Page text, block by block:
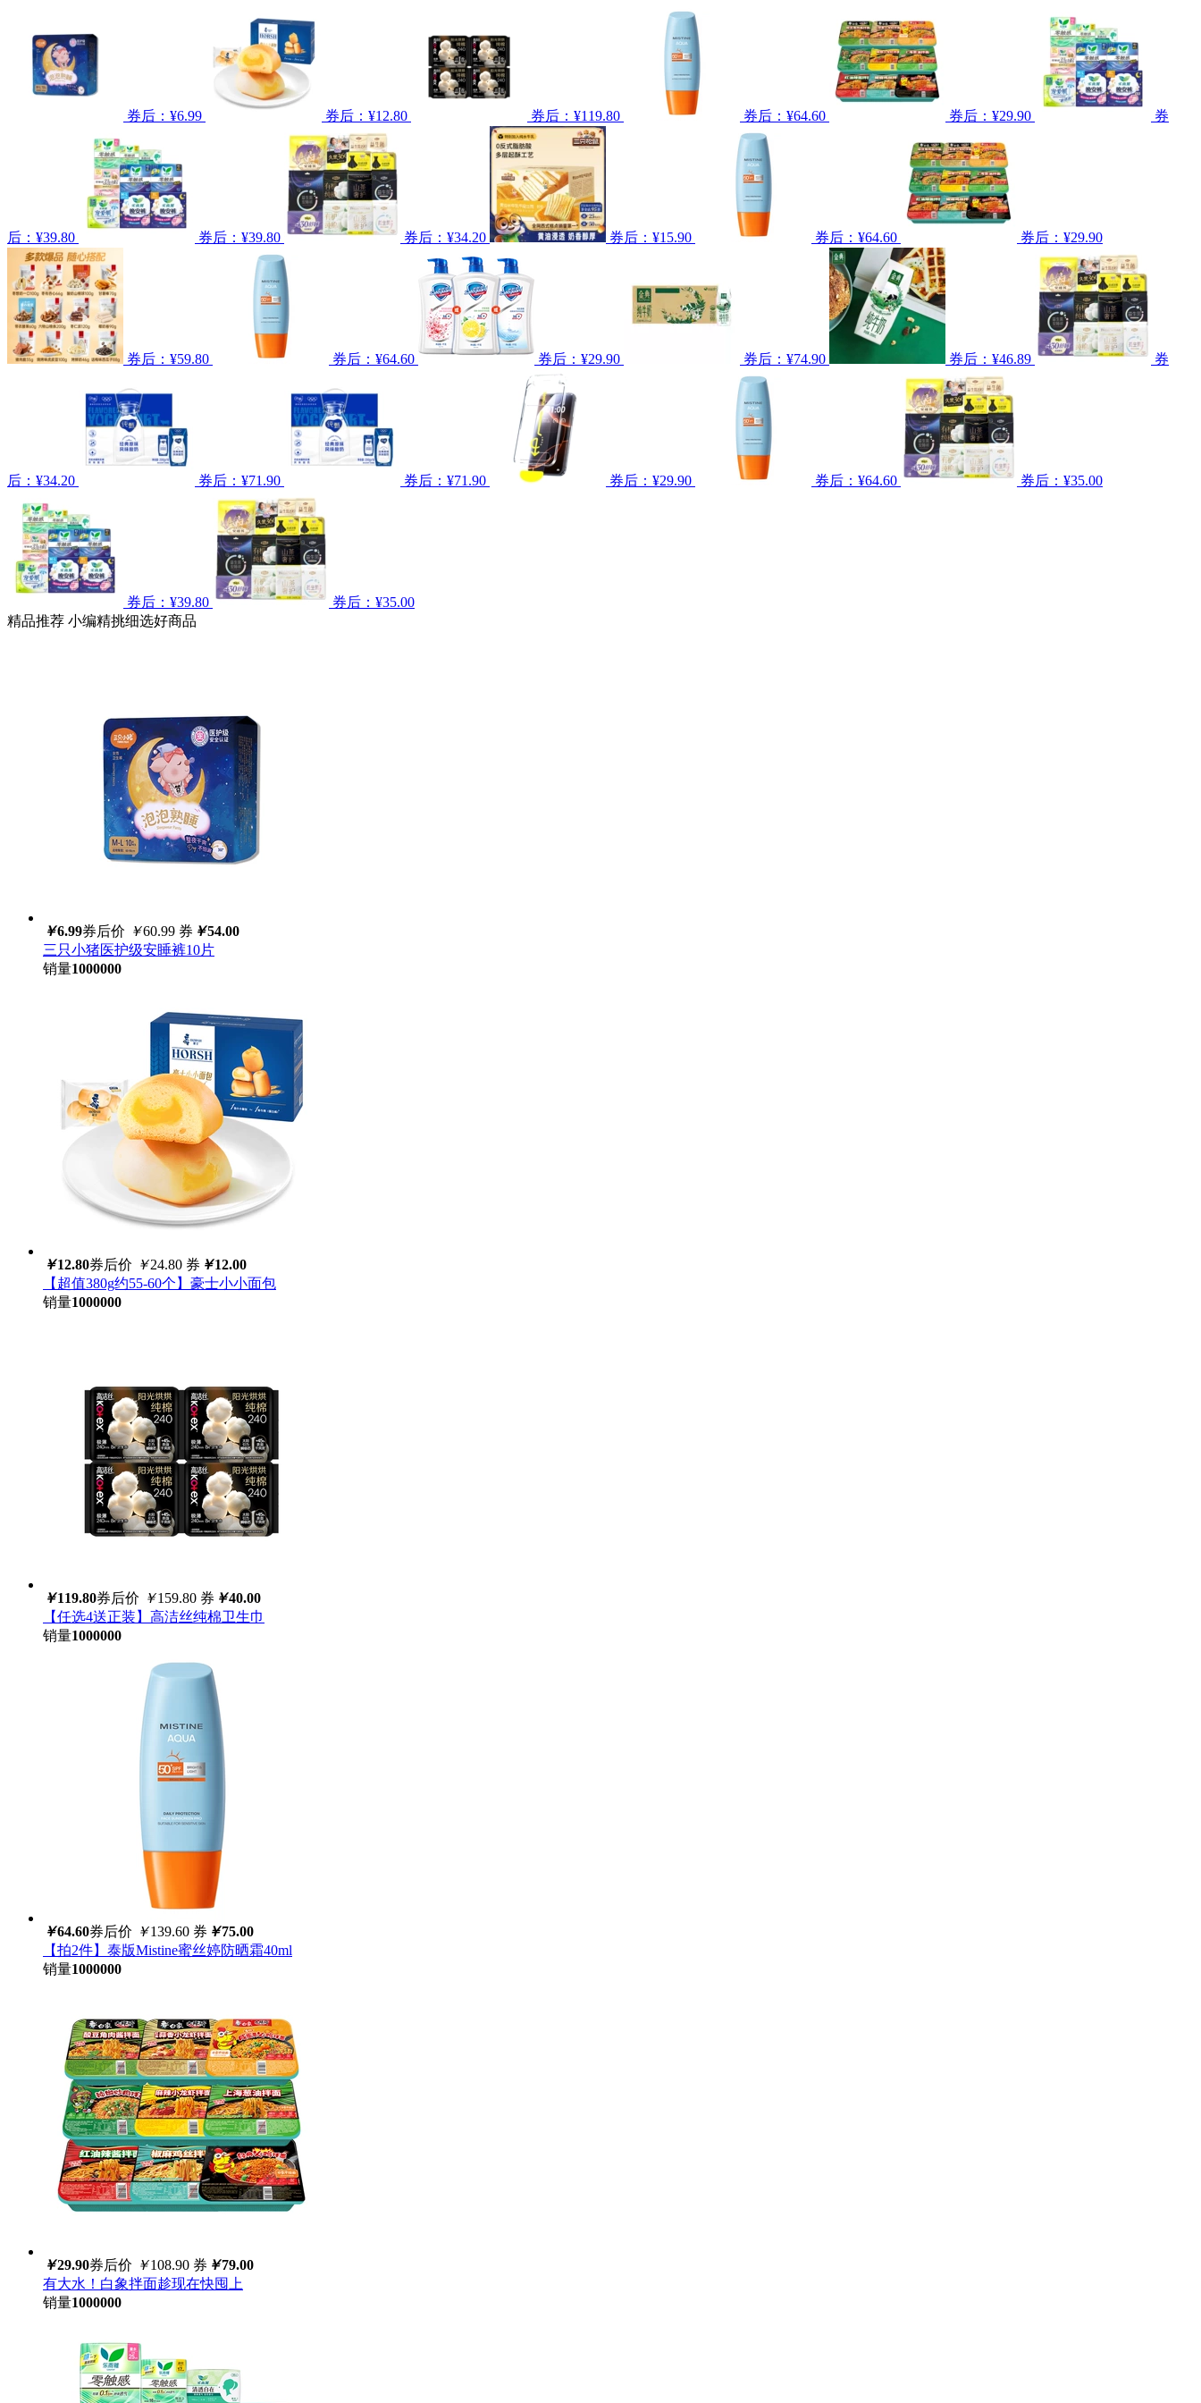
券后：¥6.99 券后：¥12.80 券后：¥119.80 券后：¥64.60 券后：¥29.90 券
后：¥39.80 券后：¥39.80 券后：¥34.20 券后：¥15.90 券后：¥64.60 券后：¥29.90
券后：¥59.80 券后：¥64.60 券后：¥29.90 券后：¥74.90 券后：¥46.89 券
后：¥34.20 券后：¥71.90 券后：¥71.90 券后：¥29.90 券后：¥64.60 券后：¥35.00
券后：¥39.80
券后：¥35.00
精品推荐 小编精挑细选好商品
￥6.99券后价 ￥60.99 券 ￥54.00
三只小猪医护级安睡裤10片
销量1000000
￥12.80券后价 ￥24.80 券 ￥12.00
【超值380g约55-60个】豪士小小面包
销量1000000
￥119.80券后价 ￥159.80 券 ￥40.00
【任选4送正装】高洁丝纯棉卫生巾
销量1000000
￥64.60券后价 ￥139.60 券 ￥75.00
【拍2件】泰版Mistine蜜丝婷防晒霜40ml
销量1000000
￥29.90券后价 ￥108.90 券 ￥79.00
有大水！白象拌面趁现在快囤上
销量1000000